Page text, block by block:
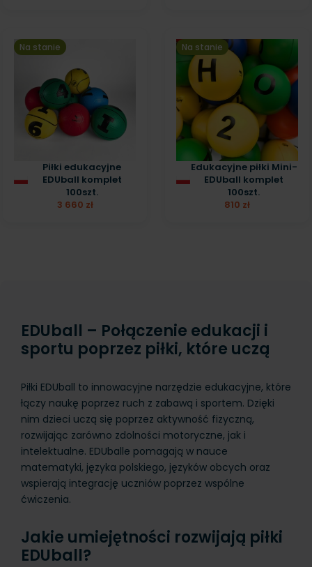
Na stanie
Piłki edukacyjne
EDUball komplet
100szt.
3 660 zł
Na stanie
Edukacyjne piłki Mini-
EDUball komplet
100szt.
810 zł
EDUball – Połączenie edukacji i
sportu poprzez piłki, które uczą
Piłki EDUball to innowacyjne narzędzie edukacyjne, które
łączy naukę poprzez ruch z zabawą i sportem. Dzięki
nim dzieci uczą się poprzez aktywność fizyczną,
rozwijając zarówno zdolności motoryczne, jak i
intelektualne. EDUballe pomagają w nauce
matematyki, języka polskiego, języków obcych oraz
wspierają integrację uczniów poprzez wspólne
ćwiczenia.
Jakie umiejętności rozwijają piłki
EDUball?